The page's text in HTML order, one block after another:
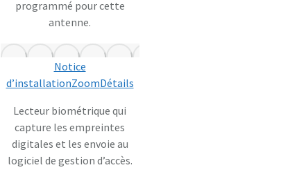
programmé pour cette
antenne.
Notice
d’installationZoomDétails
Lecteur biométrique qui
capture les empreintes
digitales et les envoie au
logiciel de gestion d’accès.